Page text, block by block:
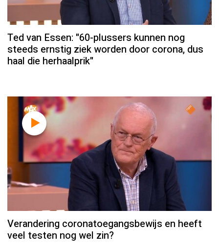
Ted van Essen: "60-plussers kunnen nog
steeds ernstig ziek worden door corona, dus
haal die herhaalprik"
Verandering coronatoegangsbewijs en heeft
veel testen nog wel zin?